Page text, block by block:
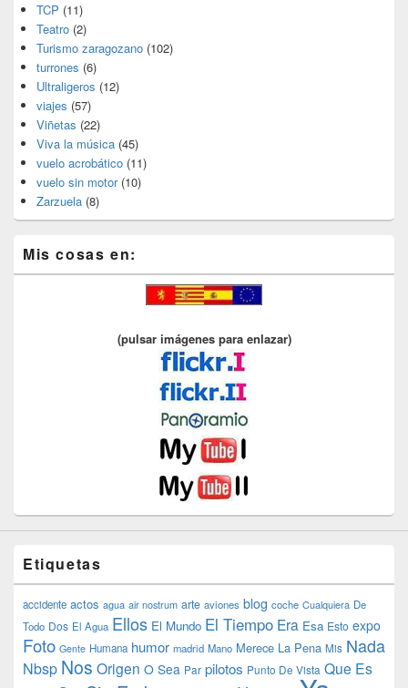
TCP (11)
Teatro (2)
Turismo zaragozano (102)
turrones (6)
Ultraligeros (12)
viajes (57)
Viñetas (22)
Viva la música (45)
vuelo acrobático (11)
vuelo sin motor(10)
Zarzuela (8)
Mis cosas en:
(pulsar imágenes para enlazar)
Etiquetas
accidente actos agua air nostrum arte aviones blog coche Cualquiera De
Todo Dos El Agua Ellos El Mundo El Tiempo Era Esa Esto expo
Foto Gente Humana humor madrid Mano Merece La Pena Mis Nada
Nbsp Nos Origen O Sea Par pilotos Punto De Vista Que Es